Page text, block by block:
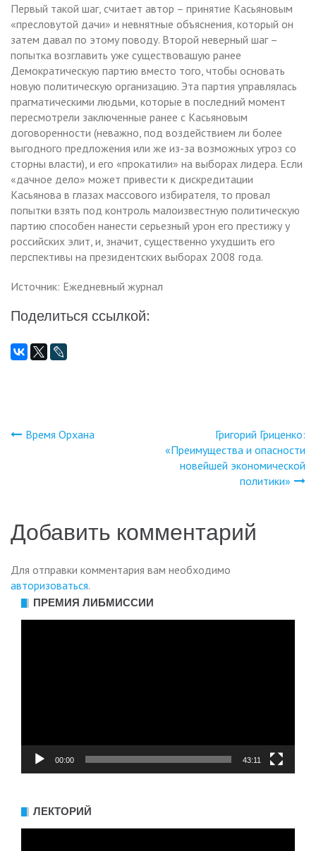
Первый такой шаг, считает автор – принятие Касьяновым
«пресловутой дачи» и невнятные объяснения, который он
затем давал по этому поводу. Второй неверный шаг –
попытка возглавить уже существовашую ранее
Демократическую партию вместо того, чтобы основать
новую политическую организацию. Эта партия управлялась
прагматическими людьми, которые в последний момент
пересмотрели заключенные ранее с Касьяновым
договоренности (неважно, под воздействием ли более
выгодного предложения или же из-за возможных угроз со
сторны власти), и его «прокатили» на выборах лидера. Если
«дачное дело» может привести к дискредитации
Касьянова в глазах массового избирателя, то провал
попытки взять под контроль малоизвестную политическую
партию способен нанести серьезный урон его престижу у
российских элит, и, значит, существенно ухудшить его
перспективы на президентских выборах 2008 года.
Источник: Ежедневный журнал
Поделиться ссылкой:
Навигация
записям
Время Орхана
Григорий Гриценко:
«Преимущества и опасности
новейшей экономической
политики»
Добавить комментарий
Для отправки комментария вам необходимо
авторизоваться.
ПРЕМИЯ ЛИБМИССИИ
00:00 43:11
ЛЕКТОРИЙ